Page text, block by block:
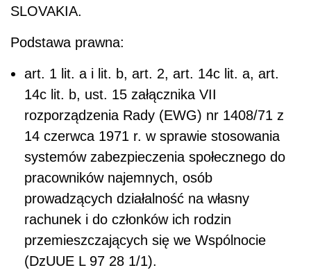
SLOVAKIA.
Podstawa prawna:
art. 1 lit. a i lit. b, art. 2, art. 14c lit. a, art.
14c lit. b, ust. 15 załącznika VII
rozporządzenia Rady (EWG) nr 1408/71 z
14 czerwca 1971 r. w sprawie stosowania
systemów zabezpieczenia społecznego do
pracowników najemnych, osób
prowadzących działalność na własny
rachunek i do członków ich rodzin
przemieszczających się we Wspólnocie
(DzUUE L 97 28 1/1).